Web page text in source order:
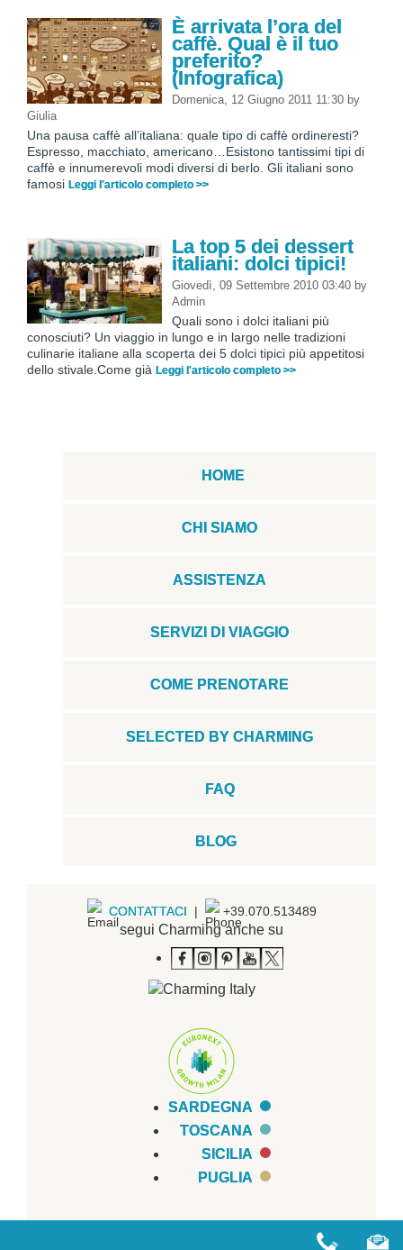
È arrivata l’ora del
caffè. Qual è il tuo
preferito?
(Infografica)
Domenica, 12 Giugno 2011 11:30 by
Giulia
Una pausa caffè all’italiana: quale tipo di caffè ordineresti?
Espresso, macchiato, americano…Esistono tantissimi tipi di
caffè e innumerevoli modi diversi di berlo. Gli italiani sono
famosi Leggi l'articolo completo >>
La top 5 dei dessert
italiani: dolci tipici!
Giovedì, 09 Settembre 2010 03:40 by
Admin
Quali sono i dolci italiani più
conosciuti? Un viaggio in lungo e in largo nelle tradizioni
culinarie italiane alla scoperta dei 5 dolci tipici più appetitosi
dello stivale.Come già Leggi l'articolo completo >>
HOME
CHI SIAMO
ASSISTENZA
SERVIZI DI VIAGGIO
COME PRENOTARE
SELECTED BY CHARMING
FAQ
BLOG
CONTATTACI | +39.070.513489
segui Charming anche su
SARDEGNA
TOSCANA
SICILIA
PUGLIA